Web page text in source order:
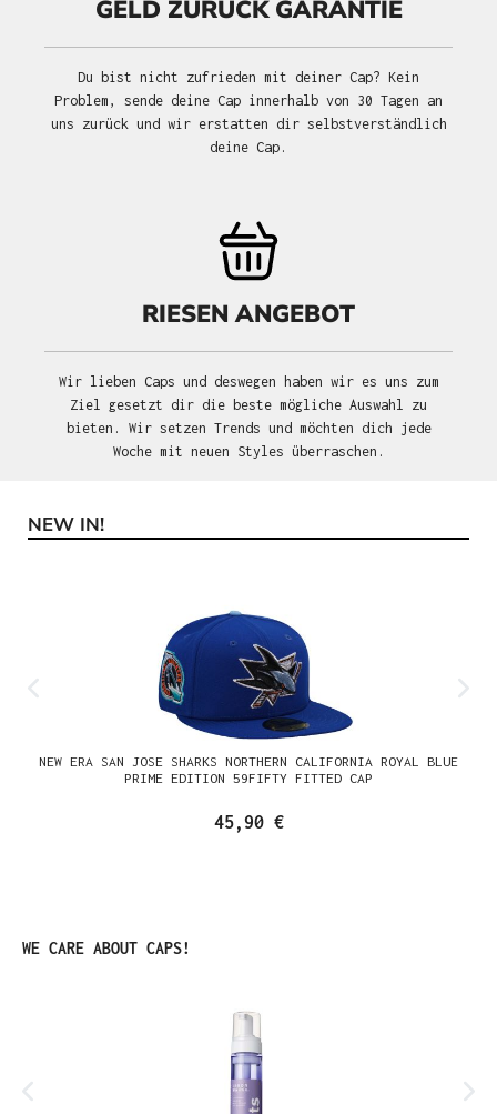
GELD ZURÜCK GARANTIE
Du bist nicht zufrieden mit deiner Cap? Kein
Problem, sende deine Cap innerhalb von 30 Tagen an
uns zurück und wir erstatten dir selbstverständlich
deine Cap.
RIESEN ANGEBOT
Wir lieben Caps und deswegen haben wir es uns zum
Ziel gesetzt dir die beste mögliche Auswahl zu
bieten. Wir setzen Trends und möchten dich jede
Woche mit neuen Styles überraschen.
Produktgalerie überspringen
NEW IN!
NEW ERA SAN JOSE SHARKS NORTHERN CALIFORNIA ROYAL BLUE
PRIME EDITION 59FIFTY FITTED CAP
45,90 €
Produktgalerie überspringen
WE CARE ABOUT CAPS!